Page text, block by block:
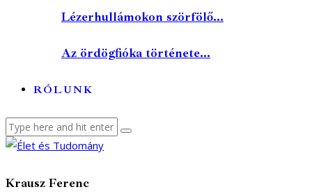
Lézerhullámokon szörfölő...
Az ördögfióka története...
RÓLUNK
Krausz Ferenc